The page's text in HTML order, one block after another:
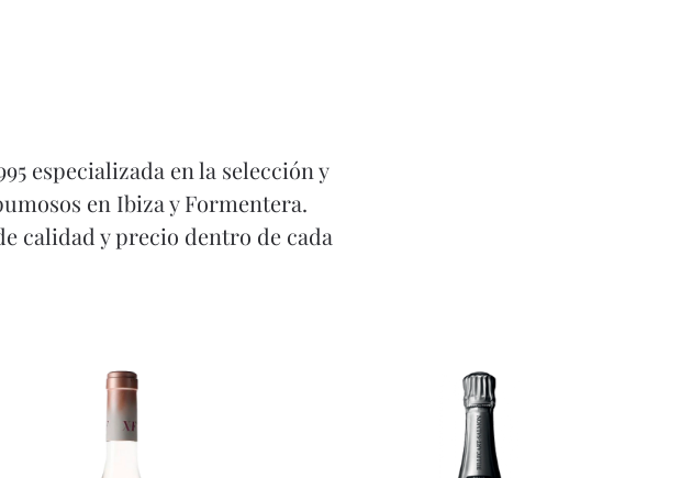
especializada en la selección y
en Ibiza y Formentera.
calidad y precio dentro de cada